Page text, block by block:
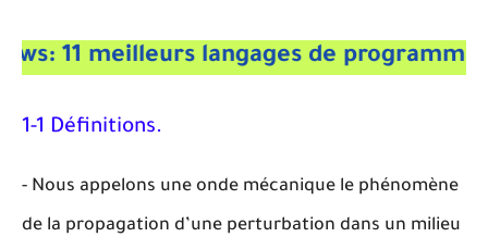
meilleurs langages de programmation
1-1 Définitions.
- Nous appelons une onde mécanique le phénomène
de la propagation d’une perturbation dans un milieu